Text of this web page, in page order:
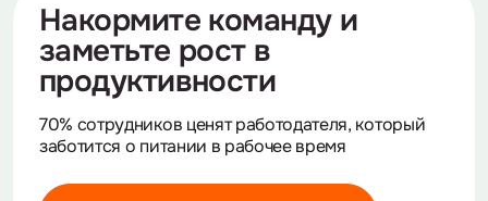
Накормите командуи
заметьте роств
продуктивности
70% сотрудников ценят работодателя, который
заботится о питании в рабочее время